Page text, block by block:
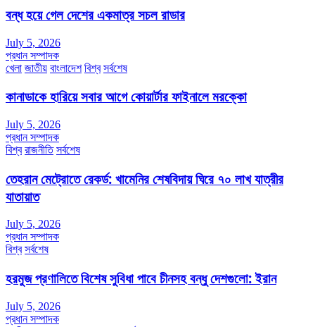
বন্ধ হয়ে গেল দেশের একমাত্র সচল রাডার
July 5, 2026
প্রধান সম্পাদক
খেলা জাতীয় বাংলাদেশ বিশ্ব সর্বশেষ
কানাডাকে হারিয়ে সবার আগে কোয়ার্টার ফাইনালে মরক্কো
July 5, 2026
প্রধান সম্পাদক
বিশ্ব রাজনীতি সর্বশেষ
তেহরান মেট্রোতে রেকর্ড: খামেনির শেষবিদায় ঘিরে ৭০ লাখ যাত্রীর
যাতায়াত
July 5, 2026
প্রধান সম্পাদক
বিশ্ব সর্বশেষ
হরমুজ প্রণালিতে বিশেষ সুবিধা পাবে চীনসহ বন্ধু দেশগুলো: ইরান
July 5, 2026
প্রধান সম্পাদক